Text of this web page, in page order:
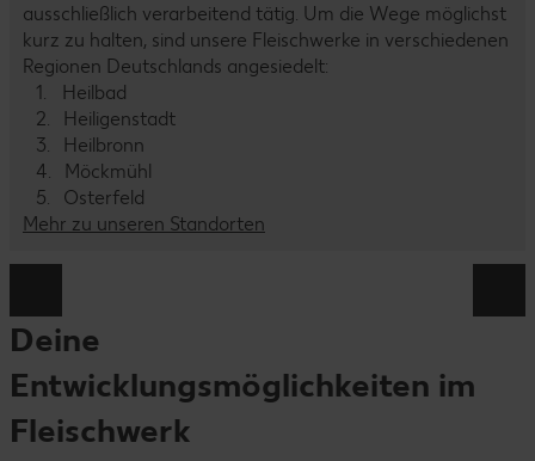
ausschließlich verarbeitend tätig. Um die Wege möglichst
kurz zu halten, sind unsere Fleischwerke in verschiedenen
Regionen Deutschlands angesiedelt:
Heilbad
Heiligenstadt
Heilbronn
Möckmühl
Osterfeld
Mehr zu unseren Standorten
Deine
Entwicklungsmöglichkeiten im
Fleischwerk